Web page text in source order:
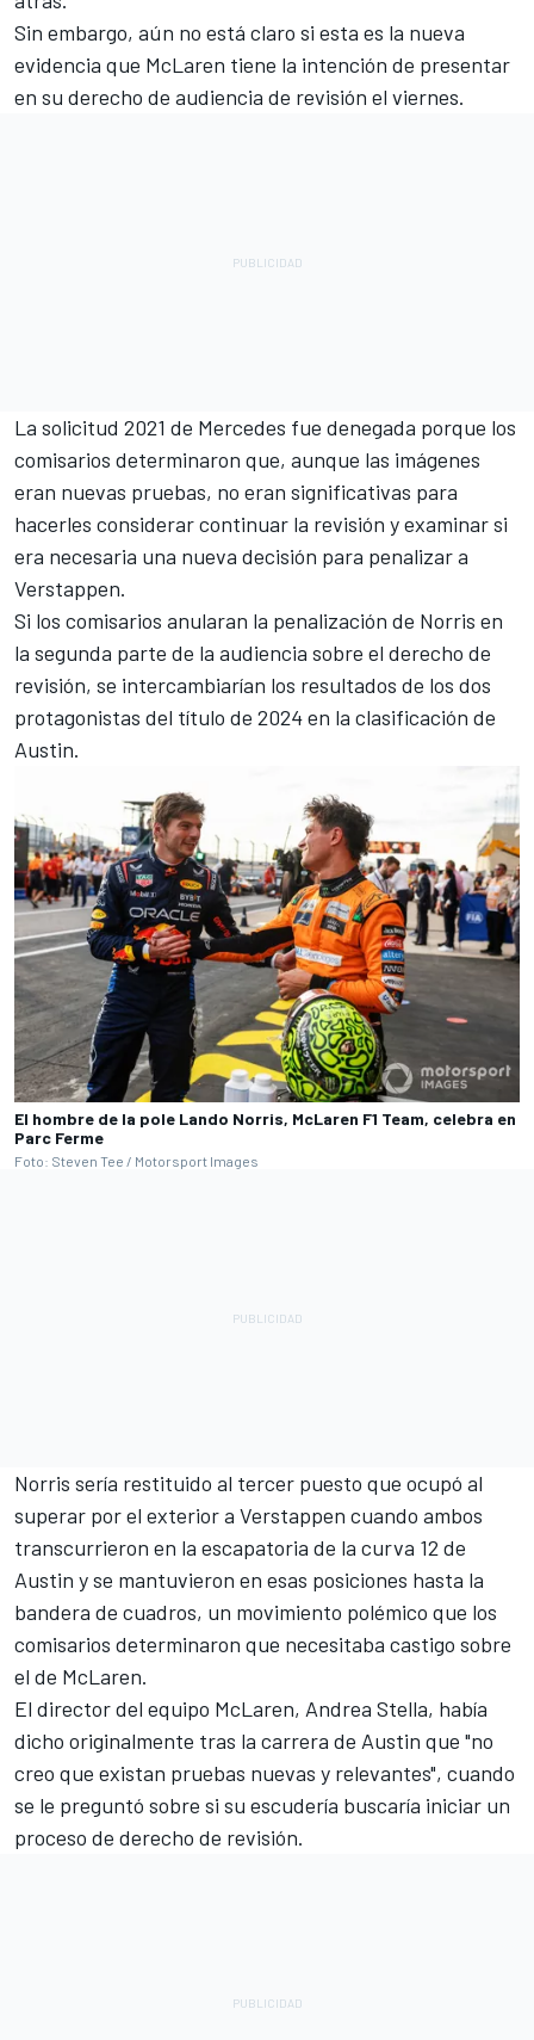
Sin embargo, aún no está claro si esta es la nueva
evidencia que McLaren tiene la intención de presentar
en su derecho de audiencia de revisión el viernes.
La solicitud 2021 de Mercedes fue denegada porque los
comisarios determinaron que, aunque las imágenes
eran nuevas pruebas, no eran significativas para
hacerles considerar continuar la revisión y examinar si
era necesaria una nueva decisión para penalizar a
Verstappen.
Si los comisarios anularan la penalización de Norris en
la segunda parte de la audiencia sobre el derecho de
revisión, se intercambiarían los resultados de los dos
protagonistas del título de 2024 en la clasificación de
Austin.
El hombre de la pole Lando Norris, McLaren F1 Team, celebra en
Parc Ferme
Foto: Steven Tee / Motorsport Images
Norris sería restituido al tercer puesto que ocupó al
superar por el exterior a Verstappen cuando ambos
transcurrieron en la escapatoria de la curva 12 de
Austin y se mantuvieron en esas posiciones hasta la
bandera de cuadros, un movimiento polémico que los
comisarios determinaron que necesitaba castigo sobre
el de McLaren.
El director del equipo McLaren, Andrea Stella, había
dicho originalmente tras la carrera de Austin que "no
creo que existan pruebas nuevas y relevantes", cuando
se le preguntó sobre si su escudería buscaría iniciar un
proceso de derecho de revisión.